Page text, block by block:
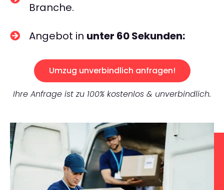
Branche.
Angebot in unter 60 Sekunden:
Umzug unverbindlich anfragen!
Ihre Anfrage ist zu 100% kostenlos & unverbindlich.